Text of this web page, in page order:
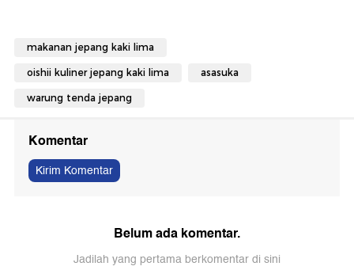
makanan jepang kaki lima
oishii kuliner jepang kaki lima asasuka
warung tenda jepang
Komentar
Kirim Komentar
Belum ada komentar.
Jadilah yang pertama berkomentar di sini